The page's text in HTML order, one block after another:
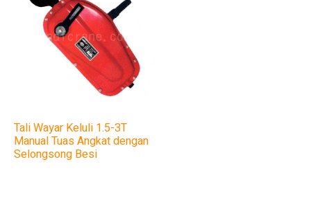
Tali Wayar Keluli 1.5-3T
Manual Tuas Angkat dengan
Selongsong Besi